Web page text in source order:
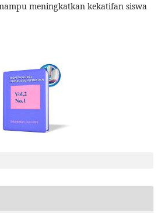
meningkatkan kekatifan siswa